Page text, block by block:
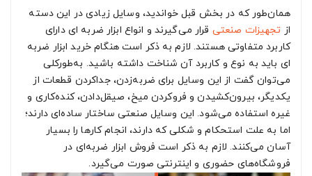
همان‌طور که در بخش قبل خواندید، وسایل زیادی در این دسته
از تجهیزات صنعتی قرار می‌گیرند و انواع ابزار ضربه‌ ای دارای
کاربرد متفاوتی هستند. لازم به ذکر است هنگام خرید ابزار ضربه‌
ای باید به نوع و کاربرد آن شناخت داشته باشید. به‌طورکلی
می‌توان گفت از این وسایل برای ضربه‌زدن، جداکردن قطعات از
یکدیگر، بیرون‌کشیدن و فروکردن میخ، صیقل‌دادن، کنده‌کاری و
غیره استفاده می‌شود. این وسایل صنعتی ساختار ساده‌ای دارند؛
اما به علت استحکام و شکلی که دارند، انجام کارها را بسیار
آسان می‌کنند. لازم به ذکر است فروش ابزار ضربه‌ای در
فروشگاه‌های حضوری و اینترنتی صورت می‌گیرد.